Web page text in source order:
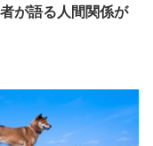
が語る人間関係が